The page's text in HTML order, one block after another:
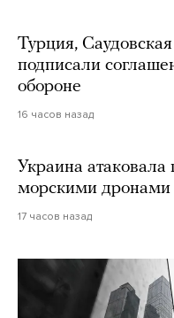
Турция,
подписали
обороне
16 часов назад
Украина
морскими дронами
17 часов назад